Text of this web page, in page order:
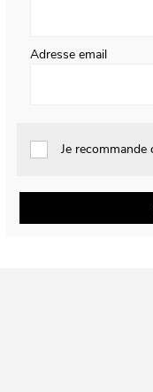
Adresse email
Je recommande